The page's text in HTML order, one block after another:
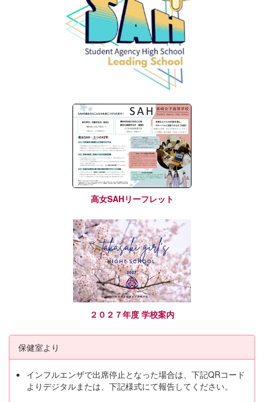
高女SAHリーフレット
２０２７年度 学校案内
保健室より
インフルエンザで出席停止となった場合は、下記QRコード
よりデジタルまたは、下記様式にて報告してください。